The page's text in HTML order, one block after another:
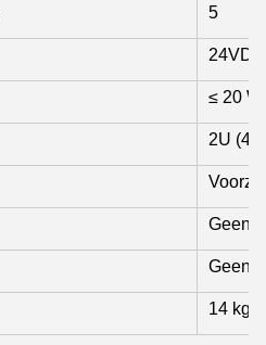
5
≤ 20 W
2U
Geen
Geen
14 kg